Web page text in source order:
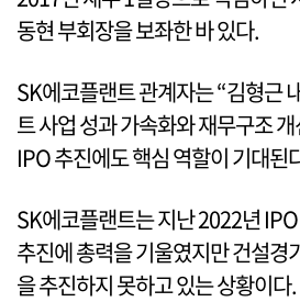
동현 부회장을 보좌한 바 있다.
SK에코플랜트 관계자는 “김형근
트 사업 성과 가속화와 재무구조
IPO 추진에도 핵심 역할이 기대된
SK에코플랜트는 지난 2022년
추진에 총력을 기울였지만 건설경
을 추진하지 못하고 있는 상황이다.